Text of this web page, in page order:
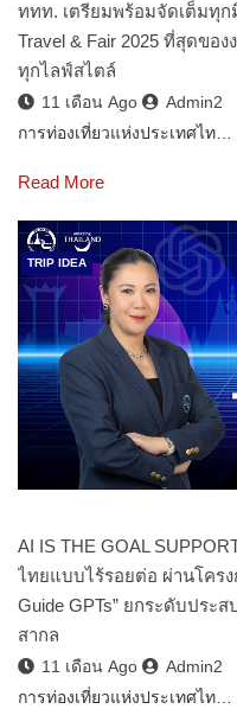
ททท. เตรียมพร้อมจัดเต็มทุก
Travel & Fair 2025 ที่สุดขอ
ทุกไลฟ์สไตล์
11 เดือน Ago
Admin2
การท่องเที่ยวแห่งประเทศไท…
Read More
TRIP IDEA
AI IS THE GOAL
ไทยแบบไร้รอยต่อ ผ่านโครง
Guide GPTs” ยกระดับประ
สากล
11 เดือน Ago
Admin2
การท่องเที่ยวแห่งประเทศไท…